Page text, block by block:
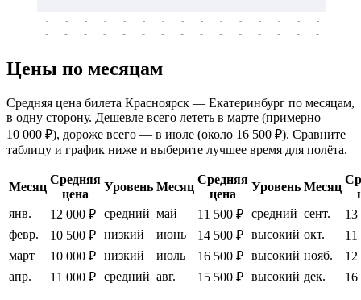
-
-
-
-
-
-
-
-
-
-
-
-
-
-
-
-
-
-
-
-
-
-
-
-
-
-
-
-
-
-
Цены по месяцам
Средняя цена билета Красноярск — Екатеринбург по месяцам,
в одну сторону. Дешевле всего лететь в марте (примерно
10 000 ₽), дороже всего — в июле (около 16 500 ₽). Сравните
таблицу и график ниже и выберите лучшее время для полёта.
Месяц
Средняя
цена
Уровень Месяц
Средняя
цена
Уровень Месяц
янв.
12 000 ₽ средний май 11 500 ₽ средний сент.
13
февр.
10 500 ₽ низкий июнь 14 500 ₽ высокий окт.
11
март
10 000 ₽ низкий июль 16 500 ₽ высокий нояб.
12
апр.
11 000 ₽ средний авг. 15 500 ₽ высокий дек. 16